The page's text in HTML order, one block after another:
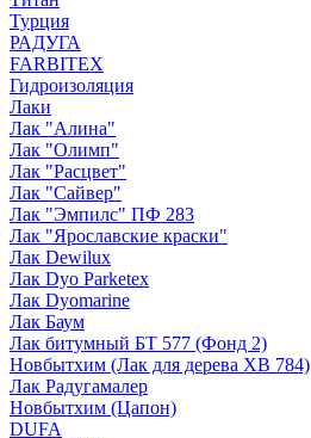
Турция
РАДУГА
FARBITEX
Гидроизоляция
Лаки
Лак "Алина"
Лак "Олимп"
Лак "Расцвет"
Лак "Сайвер"
Лак "Эмпилс" ПФ 283
Лак "Ярославские краски"
Лак Dewilux
Лак Dyo Parketex
Лак Dyomarine
Лак Баум
Лак битумный БТ 577 (Фонд 2)
Новбытхим (Лак для дерева ХВ 784)
Лак Радугамалер
Новбытхим (Цапон)
DUFA